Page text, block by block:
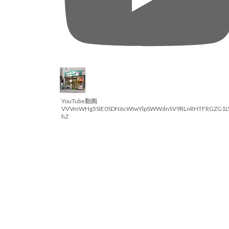
YouTube動画
hZ